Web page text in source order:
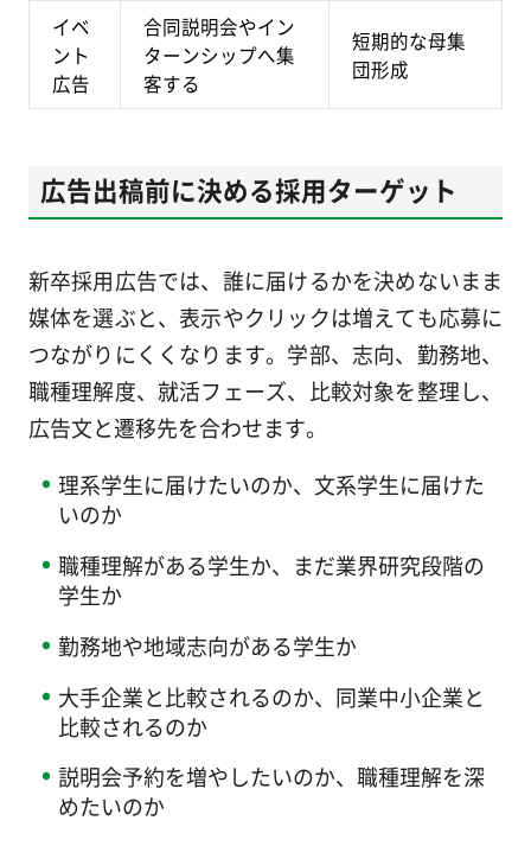
イベ
ント
広告
合同説明会やイン
ターンシップへ集
客する
短期的な母集
団形成
広告出稿前に決める採用ターゲット
新卒採用広告では、誰に届けるかを決めないまま
媒体を選ぶと、表示やクリックは増えても応募に
つながりにくくなります。学部、志向、勤務地、
職種理解度、就活フェーズ、比較対象を整理し、
広告文と遷移先を合わせます。
理系学生に届けたいのか、文系学生に届けた
いのか
職種理解がある学生か、まだ業界研究段階の
学生か
勤務地や地域志向がある学生か
大手企業と比較されるのか、同業中小企業と
比較されるのか
説明会予約を増やしたいのか、職種理解を深
めたいのか